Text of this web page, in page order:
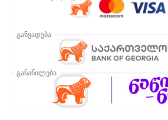
განვადება
განაწილება